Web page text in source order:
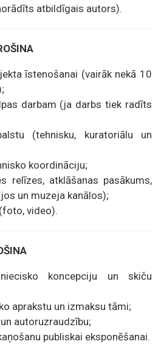
atbildīgais autors).
īstenošanai (vairāk nekā 10
darbam (ja darbs tiek radīts
(tehnisku, kuratoriālu un
koordināciju;
relīzes, atklāšanas pasākums,
un muzeja kanālos);
video).
koncepciju un skiču
aprakstu un izmaksu tāmi;
autoruzraudzību;
publiskai eksponēšanai.